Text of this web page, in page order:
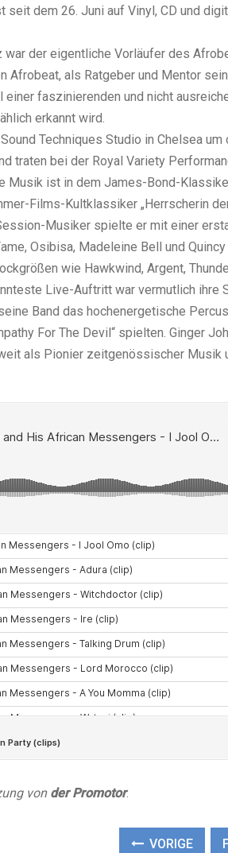
dem 26. Juni auf Vinyl, CD und
der eigentliche Vorläufer des
Afrobeat, als Ratgeber und Mentor
faszinierenden und nicht
erkannt wird.
Techniques Studio in Chelsea um
traten bei der Royal Variety
ist in dem James-Bond-
Films-Kultklassiker „Herrscherin
Musiker spielte er mit einer
Osibisa, Madeleine Bell und
wie Hawkwind, Argent,
Live-Auftritt war vermutlich ihre
Band das hochenergetische
For The Devil“ spielten. Ginger
als Pionier zeitgenössischer Musik
von der Promotor.
VORIGE